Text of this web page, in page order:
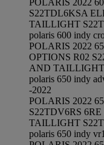
S22TDL6KSA
TAILLIGHT
polaris 600 indy
POLARIS 2022
OPTIONS R02
AND TAILLIGHT
polaris 650 indy
-2022
POLARIS 2022
S22TDV6RS
TAILLIGHT
polaris 650 indy